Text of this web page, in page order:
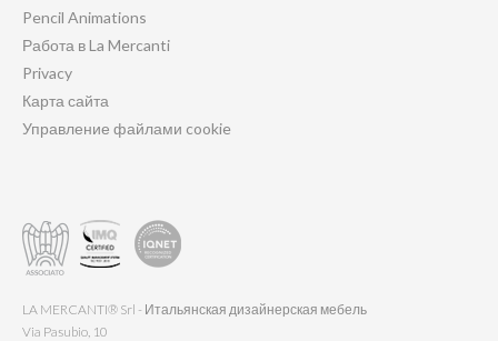
Pencil Animations
Работа в La Mercanti
Privacy
Карта сайта
Управление файлами cookie
LA MERCANTI® Srl - Итальянская дизайнерская мебель
Via Pasubio, 10